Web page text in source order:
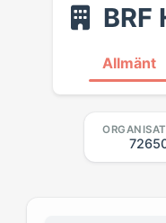
BRF
Allmänt